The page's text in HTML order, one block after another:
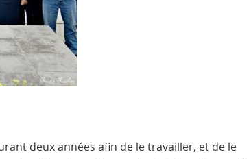
deux années afin de le travailler, et de le